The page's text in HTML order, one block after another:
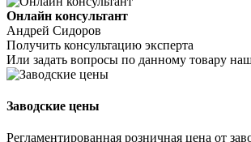
Онлайн консультант
Андрей Сидоров
Получить консультацию эксперта
Или задать вопросы по данному товару
Заводские цены
Регламентированная розничная цена от